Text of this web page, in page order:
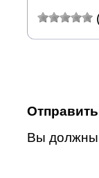
Вы должны